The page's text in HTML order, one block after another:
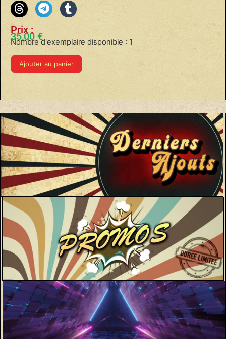
Prix :
35,00 €
Nombre d'exemplaire disponible : 1
Ajouter au panier